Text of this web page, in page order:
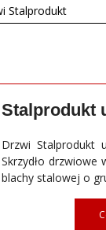
Stalprodukt
Stalprodukt
Drzwi Stalprodukt
Skrzydło drzwiowe
blachy stalowej o